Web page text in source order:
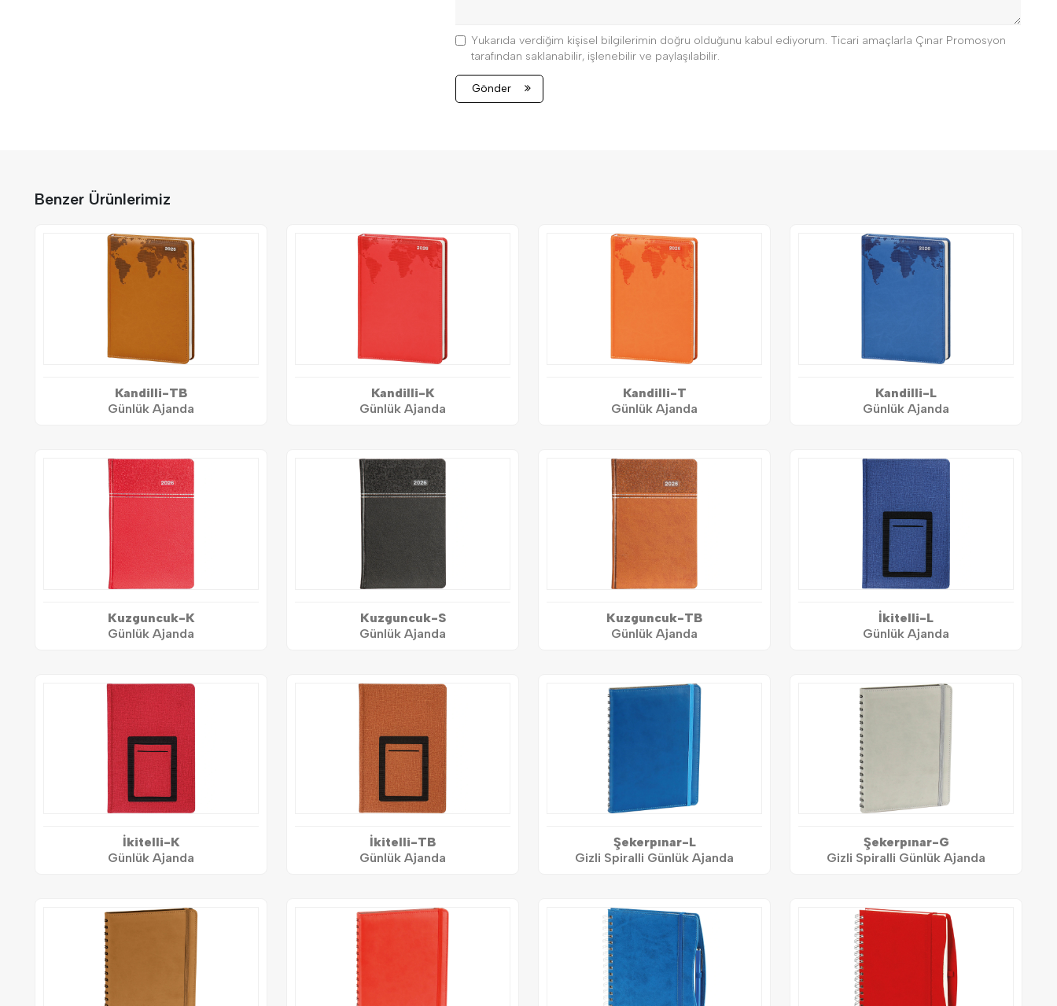
Yukarıda verdiğim kişisel bilgilerimin doğru olduğunu kabul ediyorum. Ticari amaçlarla Çınar Promosyon
tarafından saklanabilir, işlenebilir ve paylaşılabilir.
Gönder
Benzer Ürünlerimiz
Kandilli-TB
Günlük Ajanda
Kandilli-K
Günlük Ajanda
Kandilli-T
Günlük Ajanda
Kandilli-L
Günlük Ajanda
Kuzguncuk-K
Günlük Ajanda
Kuzguncuk-S
Günlük Ajanda
Kuzguncuk-TB
Günlük Ajanda
İkitelli-L
Günlük Ajanda
İkitelli-K
Günlük Ajanda
İkitelli-TB
Günlük Ajanda
Şekerpınar-L
Gizli Spiralli Günlük Ajanda
Şekerpınar-G
Gizli Spiralli Günlük Ajanda